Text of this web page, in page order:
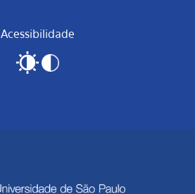
Acessibilidade